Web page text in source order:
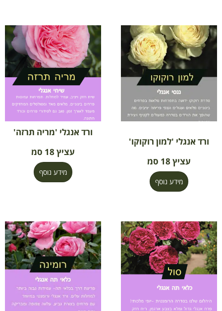
ורד אנגלי 'למון רוקוקו'
עציץ 18 סמ
מידע נוסף
ורד אנגלי 'מריה תרזה'
עציץ 18 סמ
מידע נוסף